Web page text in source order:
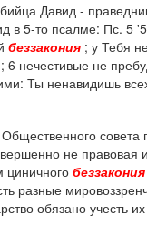
Давид -
в 5-то псалме: Пс. 5
беззакония ; у Тебя
6 нечестивые не
Ты ненавидишь
совета
не правовая и
циничного беззакония
разные
обязано учесть их